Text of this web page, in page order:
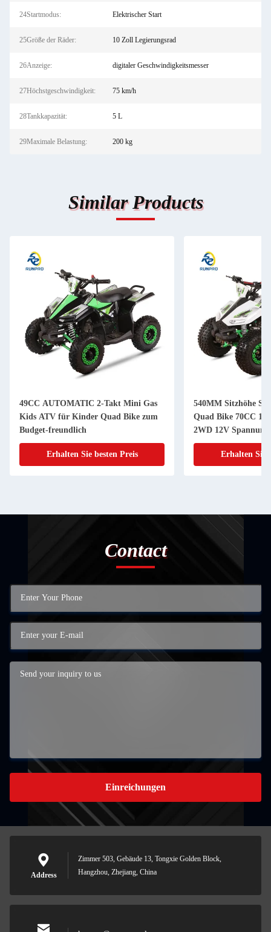
24Startmodus: Elektrischer Start
25Größe der Räder: 10 Zoll Legierungsrad
26Anzeige: digitaler Geschwindigkeitsmesser
27Höchstgeschwindigkeit: 75 km/h
28Tankkapazität: 5 L
29Maximale Belastung: 200 kg
Similar Products
49CC AUTOMATIC 2-Takt Mini Gas
Kids ATV für Kinder Quad Bike zum
Budget-freundlich
Erhalten Sie besten Preis
540MM Sitzhöhe
Quad Bike 70CC
2WD 12V
Erhalten Sie
Contact
Einreichungen
Address
Zimmer 503, Gebäude 13, Tongxie Golden Block,
Hangzhou, Zhejiang, China